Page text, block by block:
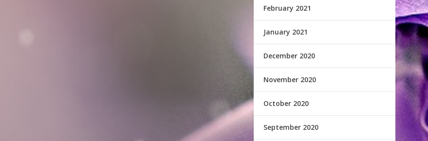
February 2021
January 2021
December 2020
November 2020
October 2020
September 2020